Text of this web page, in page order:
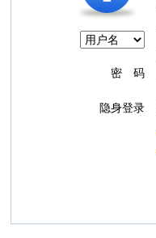
密 码
隐身登录